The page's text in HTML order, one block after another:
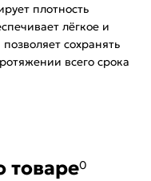
плотность
лёгкое и
сохранять
всего срока
товаре0